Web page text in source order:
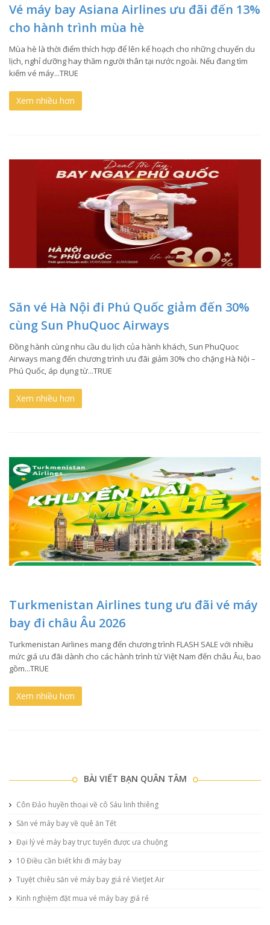
Vé máy bay Asiana Airlines ưu đãi đến 13%
cho hành trình mùa hè
Mùa hè là thời điểm thích hợp để lên kế hoạch cho những chuyến du
lịch, nghỉ dưỡng hay thăm người thân tại nước ngoài. Nếu đang tìm
kiếm vé máy...TRUE
Xem nhiều hơn
Săn vé Hà Nội đi Phú Quốc giảm đến 30%
cùng Sun PhuQuoc Airways
Đồng hành cùng nhu cầu du lịch của hành khách, Sun PhuQuoc
Airways mang đến chương trình ưu đãi giảm 30% cho chặng Hà Nội –
Phú Quốc, áp dụng từ...TRUE
Xem nhiều hơn
Turkmenistan Airlines tung ưu đãi vé máy
bay đi châu Âu 2026
Turkmenistan Airlines mang đến chương trình FLASH SALE với nhiều
mức giá ưu đãi dành cho các hành trình từ Việt Nam đến châu Âu, bao
gồm...TRUE
Xem nhiều hơn
BÀI VIẾT BẠN QUÂN TÂM
Côn Đảo huyền thoại về cô Sáu linh thiêng
Săn vé máy bay về quê ăn Tết
Đại lý vé máy bay trực tuyến được ưa chuộng
10 Điều cần biết khi đi máy bay
Tuyệt chiêu săn vé máy bay giá rẻ VietJet Air
Kinh nghiệm đặt mua vé máy bay giá rẻ